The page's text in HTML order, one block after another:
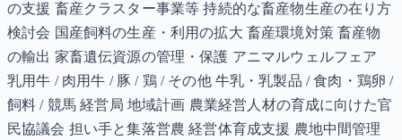
の支援 畜産クラスター事業等 持続的な畜産物生産の在り方
検討会 国産飼料の生産・利用の拡大 畜産環境対策 畜産物
の輸出 家畜遺伝資源の管理・保護 アニマルウェルフェア
乳用牛 / 肉用牛 / 豚 / 鶏 / その他 牛乳・乳製品 / 食肉・鶏卵 /
飼料 / 競馬 経営局 地域計画 農業経営人材の育成に向けた官
民協議会 担い手と集落営農 経営体育成支援 農地中間管理